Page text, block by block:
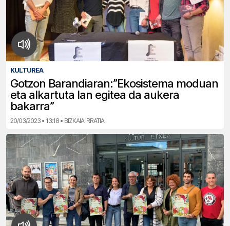
KULTUREA
Gotzon Barandiaran:”Ekosistema moduan
eta alkartuta lan egitea da aukera
bakarra”
20/03/2023 • 13:18 • BIZKAIA IRRATIA